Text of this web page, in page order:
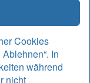
Cookies
In
während
nicht